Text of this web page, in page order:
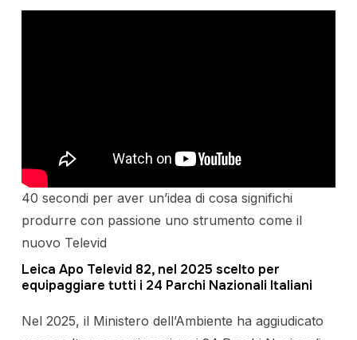
40 secondi per aver un’idea di cosa significhi
produrre con passione uno strumento come il
nuovo Televid
Leica Apo Televid 82, nel 2025 scelto per
equipaggiare tutti i 24 Parchi Nazionali Italiani
Nel 2025, il Ministero dell’Ambiente ha aggiudicato